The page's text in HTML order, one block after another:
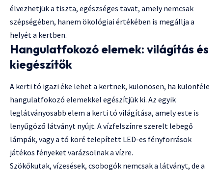
élvezhetjük a tiszta, egészséges tavat, amely nemcsak
szépségében, hanem ökológiai értékében is megállja a
helyét a kertben.
Hangulatfokozó elemek: világítás és
kiegészítők
A kerti tó igazi éke lehet a kertnek, különösen, ha különféle
hangulatfokozó elemekkel egészítjük ki. Az egyik
leglátványosabb elem a kerti tó világítása, amely este is
lenyűgöző látványt nyújt. A vízfelszínre szerelt lebegő
lámpák, vagy a tó köré telepített LED-es fényforrások
játékos fényeket varázsolnak a vízre.
Szökőkutak, vízesések, csobogók nemcsak a látványt, de a